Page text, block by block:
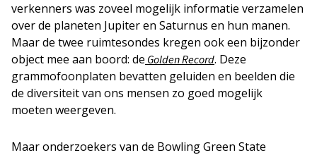
verkenners was zoveel mogelijk informatie verzamelen
over de planeten Jupiter en Saturnus en hun manen.
Maar de twee ruimtesondes kregen ook een bijzonder
object mee aan boord: de Golden Record. Deze
grammofoonplaten bevatten geluiden en beelden die
de diversiteit van ons mensen zo goed mogelijk
moeten weergeven.
Maar onderzoekers van de Bowling Green State